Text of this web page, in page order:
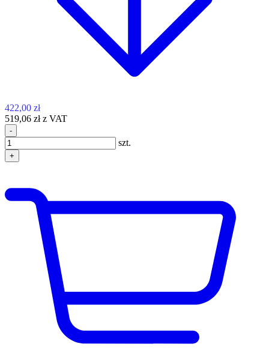
422,00 zł
519,06 zł z VAT
-
szt.
+